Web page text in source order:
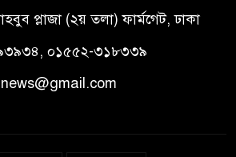
প্লাজা (২য় তলা) ফার্মগেট, ঢাকা
০১৫৫২-৩১৮৩৩৯